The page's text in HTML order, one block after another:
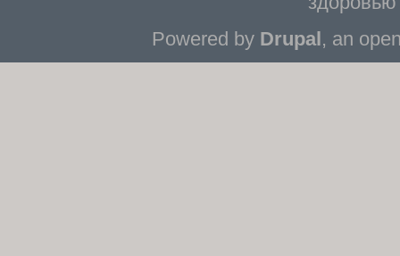
Powered by Drupal, an